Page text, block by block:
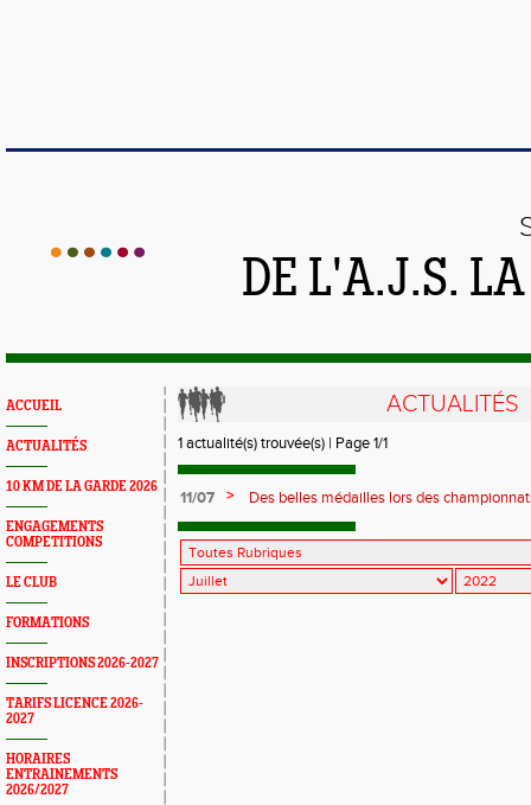
DE L'A.J.S.
ACCUEIL
ACTUALITÉS
10 KM DE LA GARDE 2026
ENGAGEMENTS
COMPETITIONS
LE CLUB
FORMATIONS
INSCRIPTIONS 2026-2027
TARIFS LICENCE 2026-
2027
HORAIRES
ENTRAINEMENTS
2026/2027
ACTUALITÉS
1 actualité(s) trouvée(s) | Page 1/1
11/07 > Des belles médailles lors des